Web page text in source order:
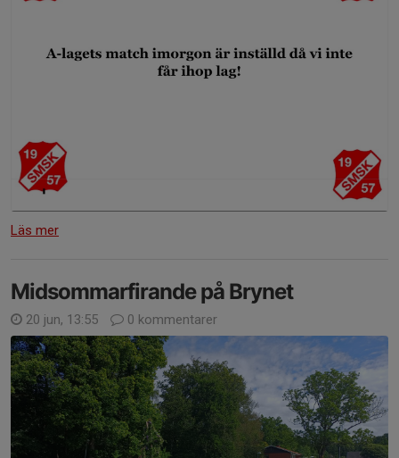
Läs mer
Midsommarfirande på Brynet
20 jun, 13:55 0 kommentarer